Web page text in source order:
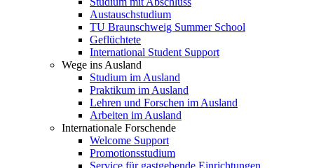
Austauschstudium
TU Braunschweig Summer School
Geflüchtete
International Student Support
Wege ins Ausland
Studium im Ausland
Praktikum im Ausland
Lehren und Forschen im Ausland
Arbeiten im Ausland
Internationale Forschende
Welcome Support
Promotionsstudium
Service für gastgebende Einrichtungen